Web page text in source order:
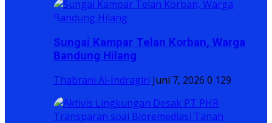
Sungai Kampar Telan Korban, Warga
Bandung Hilang
Thabrani Al-Indragiri Juni 7, 2026 0 129